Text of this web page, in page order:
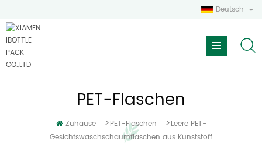
Deutsch
PET-Flaschen
Zuhause >PET-Flaschen >Leere PET-
Gesichtswaschschaumflaschen aus Kunststoff